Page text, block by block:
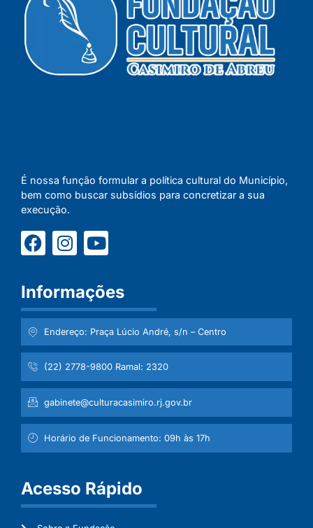
É nossa função formular a política cultural do Município,
bem como buscar subsídios para concretizar a sua
execução.
Informações
Endereço: Praça Lúcio André, s/n – Centro
(22) 2778-9800 Ramal: 2320
gabinete@culturacasimiro.rj.gov.br
Horário de Funcionamento: 09h às 17h
Acesso Rápido